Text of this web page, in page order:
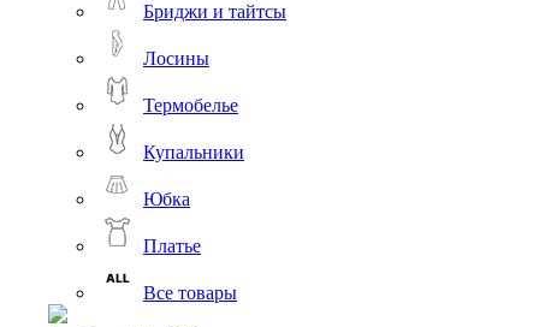
Бриджи и тайтсы
Лосины
Термобелье
Купальники
Юбка
Платье
Все товары